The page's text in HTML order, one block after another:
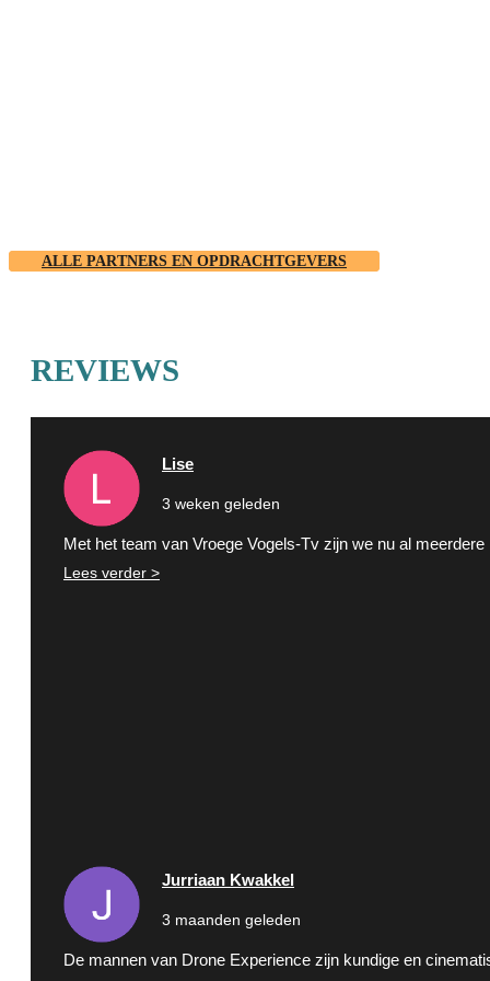
ALLE PARTNERS EN OPDRACHTGEVERS
REVIEWS
Lise
3 weken geleden
Met het team van Vroege Vogels-Tv zijn we nu al
Lees verder >
Jurriaan Kwakkel
3 maanden geleden
De mannen van Drone Experience zijn kundige en